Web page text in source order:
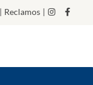
| Reclamos |